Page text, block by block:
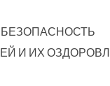
БЕЗОПАСНОСТЬ
И ИХ